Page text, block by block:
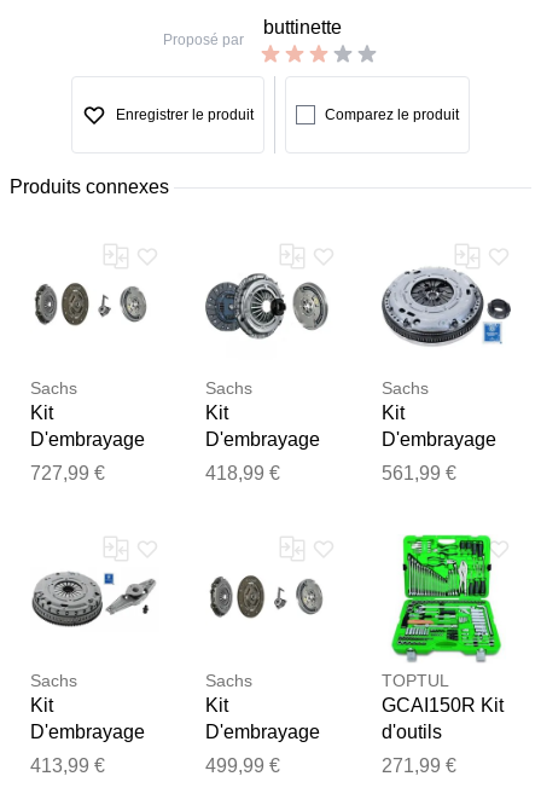
Proposé par
buttinette
Enregistrer le produit Comparez le produit
Produits connexes
Sachs
Kit
D'embrayage
4
727,99 €
Sachs
Kit
D'embrayage
4
418,99 €
Sachs
Kit
D'embrayage
4
561,99 €
Sachs
Kit
D'embrayage
4
413,99 €
Sachs
Kit
D'embrayage
4 Pièces
499,99 €
TOPTUL
GCAI150R Kit
d'outils
271,99 €
Notre équipe va maintenant
examiner vos commentaires
avant de les publier.